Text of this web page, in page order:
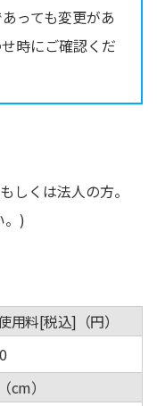
っても変更があ
時にご確認くだ
しくは法人の方。
。)
用料[税込]（円）
cm）